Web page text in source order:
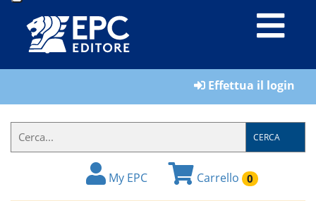
LIBRI
IL
FORMATORE
Effettua il login
CERCA
My EPC Carrello 0